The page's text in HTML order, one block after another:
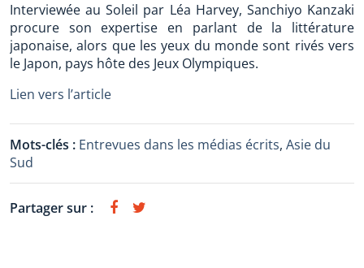
Interviewée au Soleil par Léa Harvey, Sanchiyo Kanzaki
procure son expertise en parlant de la littérature
japonaise, alors que les yeux du monde sont rivés vers
le Japon, pays hôte des Jeux Olympiques.
Lien vers l’article
Mots-clés : Entrevues dans les médias écrits, Asie du
Sud
Partager sur :